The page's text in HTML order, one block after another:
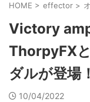
HOME > effector >
Victory
ThorpyFX
ダルが登場！
10/04/2022